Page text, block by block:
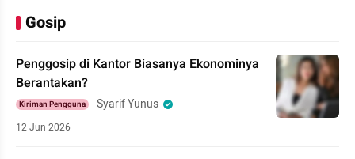
Gosip
Penggosip di Kantor Biasanya Ekonominya
Berantakan?
Kiriman Pengguna Syarif Yunus
12 Jun 2026